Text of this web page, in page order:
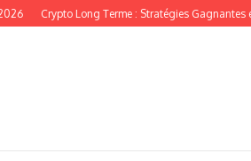
Crypto Long Terme : Stratégies Gagnantes en 2026